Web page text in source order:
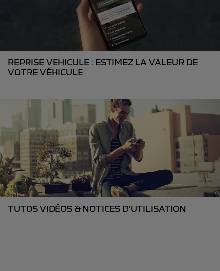
REPRISE VEHICULE : ESTIMEZ LA VALEUR DE
VOTRE VÉHICULE
TUTOS VIDÉOS & NOTICES D’UTILISATION